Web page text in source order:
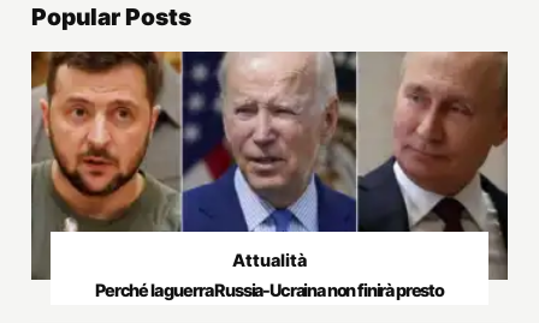
Popular Posts
Attualità
Perché la guerra Russia-Ucraina non finirà presto